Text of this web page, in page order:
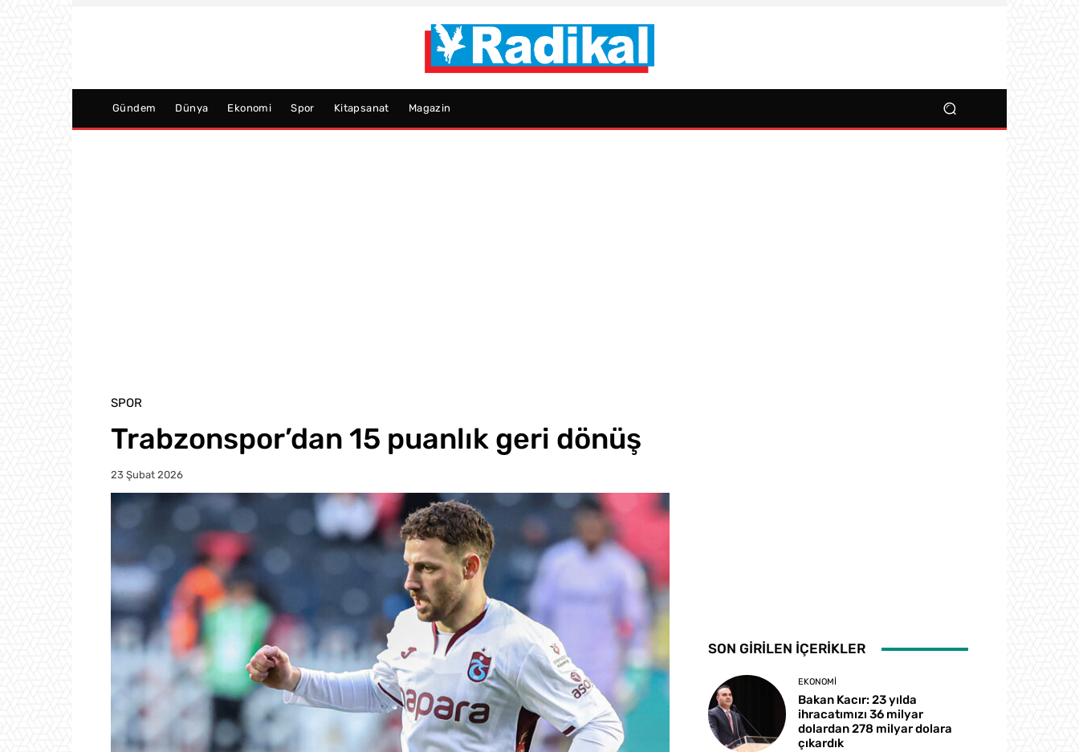
Gündem Dünya Ekonomi Spor Kitapsanat Magazin
SPOR
Trabzonspor’dan 15 puanlık geri dönüş
23 Şubat 2026
SON GİRİLEN İÇERİKLER
EKONOMI
Bakan Kacır: 23 yılda
ihracatımızı 36 milyar
dolardan 278 milyar dolara
çıkardık